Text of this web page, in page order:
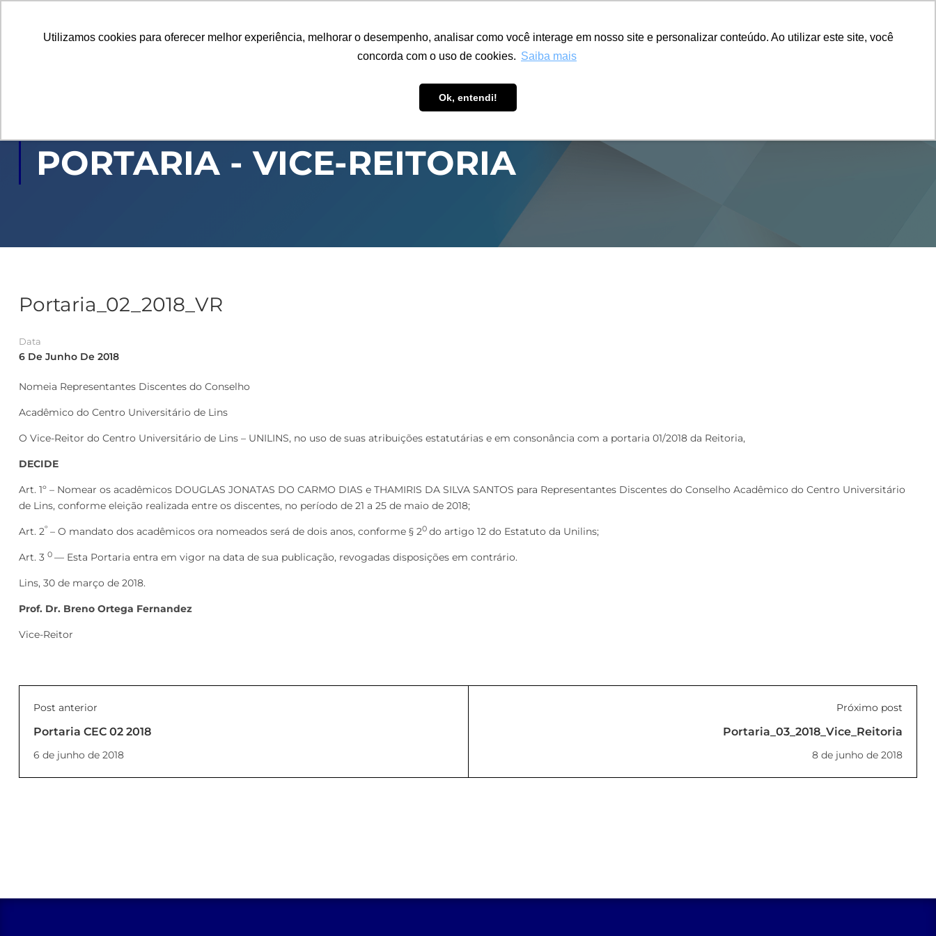
Utilizamos cookies para oferecer melhor experiência, melhorar o desempenho, analisar como você interage em nosso site e personalizar conteúdo. Ao utilizar este site, você
concorda com o uso de cookies. Saiba mais
Ok, entendi!
PÓS-GRADUAÇÃO CAPACITAÇÃO EXTENSÃO PESQUISA
PORTARIA - VICE-REITORIA
Portaria_02_2018_VR
Data
6 De Junho De 2018
Nomeia Representantes Discentes do Conselho
Acadêmico do Centro Universitário de Lins
O Vice-Reitor do Centro Universitário de Lins – UNILINS, no uso de suas atribuições estatutárias e em consonância com a portaria 01/2018 da Reitoria,
DECIDE
Art. 1º – Nomear os acadêmicos DOUGLAS JONATAS DO CARMO DIAS e THAMIRIS DA SILVA SANTOS para Representantes Discentes do Conselho Acadêmico do Centro Universitário
de Lins, conforme eleição realizada entre os discentes, no período de 21 a 25 de maio de 2018;
Art. 2º – O mandato dos acadêmicos ora nomeados será de dois anos, conforme § 20 do artigo 12 do Estatuto da Unilins;
Art. 3 0 — Esta Portaria entra em vigor na data de sua publicação, revogadas disposições em contrário.
Lins, 30 de março de 2018.
Prof. Dr. Breno Ortega Fernandez
Vice-Reitor
Post anterior
Portaria CEC 02 2018
6 de junho de 2018
Próximo post
Portaria_03_2018_Vice_Reitoria
8 de junho de 2018